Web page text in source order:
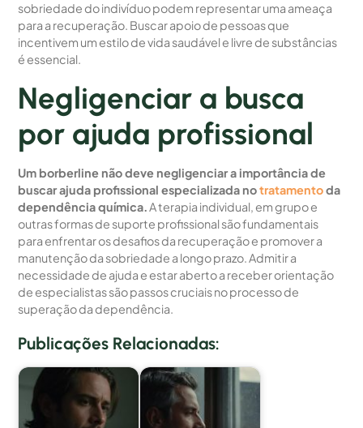
sobriedade do indivíduo podem representar uma ameaça
para a recuperação. Buscar apoio de pessoas que
incentivem um estilo de vida saudável e livre de substâncias
é essencial.
Negligenciar a busca
por ajuda profissional
Um borberline não deve negligenciar a importância de
buscar ajuda profissional especializada notratamentoda
dependência química.A terapia individual, em grupo e
outras formas de suporte profissional são fundamentais
para enfrentar os desafios da recuperação e promover a
manutenção da sobriedade a longo prazo. Admitir a
necessidade de ajuda e estar aberto a receber orientação
de especialistas são passos cruciais no processo de
superação da dependência.
Publicações Relacionadas: